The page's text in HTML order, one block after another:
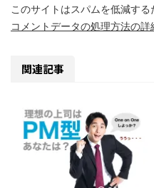
このサイトはスパムを低減す
コメントデータの処理方法の
関連記事